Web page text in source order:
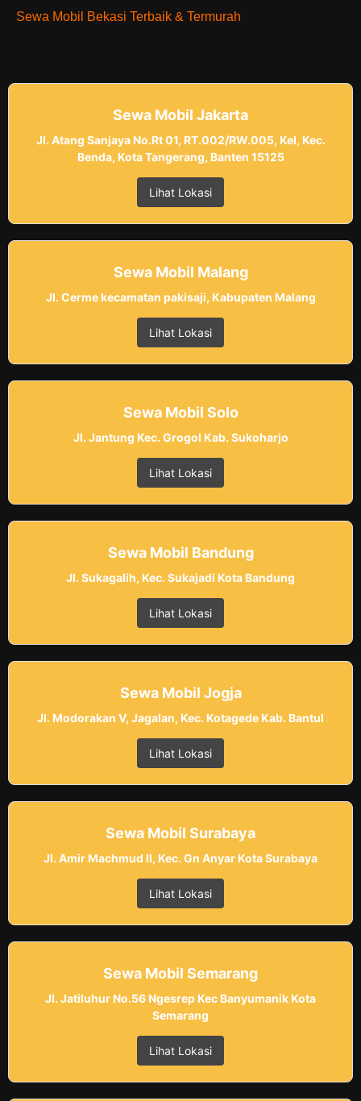
Sewa Mobil Bekasi Terbaik & Termurah
Sewa Mobil Jakarta
Jl. Atang Sanjaya No.Rt 01, RT.002/RW.005, Kel, Kec.
Benda, Kota Tangerang, Banten 15125
Lihat Lokasi
Sewa Mobil Malang
Jl. Cerme kecamatan pakisaji, Kabupaten Malang
Lihat Lokasi
Sewa Mobil Solo
Jl. Jantung Kec. Grogol Kab. Sukoharjo
Lihat Lokasi
Sewa Mobil Bandung
Jl. Sukagalih, Kec. Sukajadi Kota Bandung
Lihat Lokasi
Sewa Mobil Jogja
Jl. Modorakan V, Jagalan, Kec. Kotagede Kab. Bantul
Lihat Lokasi
Sewa Mobil Surabaya
Jl. Amir Machmud II, Kec. Gn Anyar Kota Surabaya
Lihat Lokasi
Sewa Mobil Semarang
Jl. Jatiluhur No.56 Ngesrep Kec Banyumanik Kota
Semarang
Lihat Lokasi